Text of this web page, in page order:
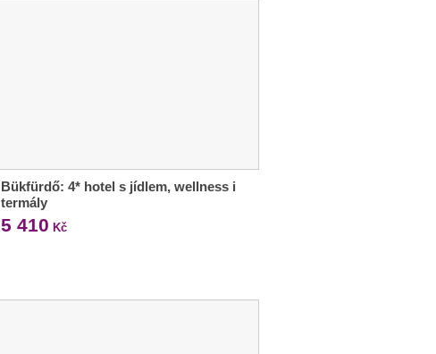
Bükfürdő: 4* hotel s jídlem, wellness i
termály
5 410 Kč